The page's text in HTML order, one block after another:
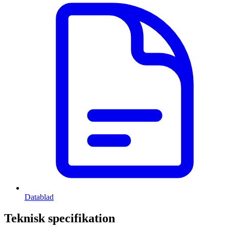
Datablad
Teknisk specifikation